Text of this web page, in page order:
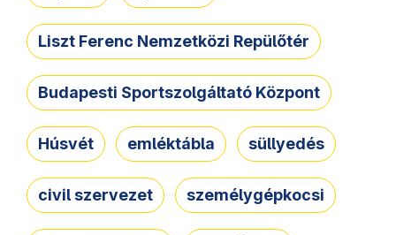
Liszt Ferenc Nemzetközi Repülőtér
Budapesti Sportszolgáltató Központ
Húsvét emléktábla süllyedés
civil szervezet személygépkocsi